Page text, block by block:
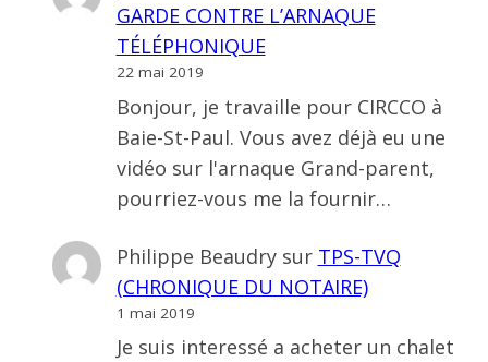
GARDE CONTRE L’ARNAQUE
TÉLÉPHONIQUE
22 mai 2019
Bonjour, je travaille pour CIRCCO à
Baie-St-Paul. Vous avez déjà eu une
vidéo sur l'arnaque Grand-parent,
pourriez-vous me la fournir…
Philippe Beaudrysur TPS-TVQ
(CHRONIQUE DU NOTAIRE)
1 mai 2019
Je suis interessé a acheter un chalet